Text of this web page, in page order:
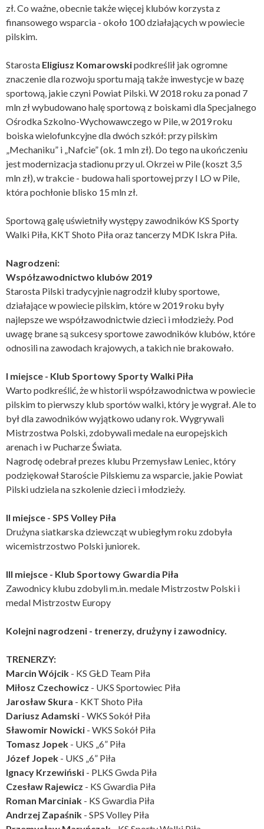
zł. Co ważne, obecnie także więcej klubów korzysta z
finansowego wsparcia - około 100 działających w powiecie
pilskim.
Starosta Eligiusz Komarowskipodkreślił jak ogromne
znaczenie dla rozwoju sportu mają także inwestycje w bazę
sportową, jakie czyni Powiat Pilski. W 2018 roku za ponad 7
mln zł wybudowano halę sportową z boiskami dla Specjalnego
Ośrodka Szkolno-Wychowawczego w Pile, w 2019 roku
boiska wielofunkcyjne dla dwóch szkół: przy pilskim
„Mechaniku” i „Nafcie” (ok. 1 mln zł). Do tego na ukończeniu
jest modernizacja stadionu przy ul. Okrzei w Pile (koszt 3,5
mln zł), w trakcie - budowa hali sportowej przy I LO w Pile,
która pochłonie blisko 15 mln zł.
Sportową galę uświetniły występy zawodników KS Sporty
Walki Piła, KKT Shoto Piła oraz tancerzy MDK Iskra Piła.
Nagrodzeni:
Współzawodnictwo klubów 2019
Starosta Pilski tradycyjnie nagrodził kluby sportowe,
działające w powiecie pilskim, które w 2019 roku były
najlepsze we współzawodnictwie dzieci i młodzieży. Pod
uwagę brane są sukcesy sportowe zawodników klubów, które
odnosili na zawodach krajowych, a takich nie brakowało.
I miejsce - Klub Sportowy Sporty Walki Piła
Warto podkreślić, że w historii współzawodnictwa w powiecie
pilskim to pierwszy klub sportów walki, który je wygrał. Ale to
był dla zawodników wyjątkowo udany rok. Wygrywali
Mistrzostwa Polski, zdobywali medale na europejskich
arenach i w Pucharze Świata.
Nagrodę odebrał prezes klubu Przemysław Leniec, który
podziękował Staroście Pilskiemu za wsparcie, jakie Powiat
Pilski udziela na szkolenie dzieci i młodzieży.
II miejsce - SPS Volley Piła
Drużyna siatkarska dziewcząt w ubiegłym roku zdobyła
wicemistrzostwo Polski juniorek.
III miejsce - Klub Sportowy Gwardia Piła
Zawodnicy klubu zdobyli m.in. medale Mistrzostw Polski i
medal Mistrzostw Europy
Kolejni nagrodzeni - trenerzy, drużyny i zawodnicy.
TRENERZY:
Marcin Wójcik - KS GŁD Team Piła
Miłosz Czechowicz - UKS Sportowiec Piła
Jarosław Skura - KKT Shoto Piła
Dariusz Adamski - WKS Sokół Piła
Sławomir Nowicki - WKS Sokół Piła
Tomasz Jopek - UKS „6” Piła
Józef Jopek - UKS „6” Piła
Ignacy Krzewiński - PLKS Gwda Piła
Czesław Rajewicz - KS Gwardia Piła
Roman Marciniak - KS Gwardia Piła
Andrzej Zapaśnik - SPS Volley Piła